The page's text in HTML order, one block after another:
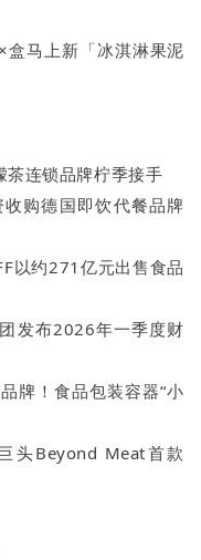
马上新「冰淇淋果泥
茶连锁品牌柠季接手
购德国即饮代餐品牌
以约271亿元出售食品
发布2026年一季度财
牌！食品包装容器“小
头Beyond Meat首款